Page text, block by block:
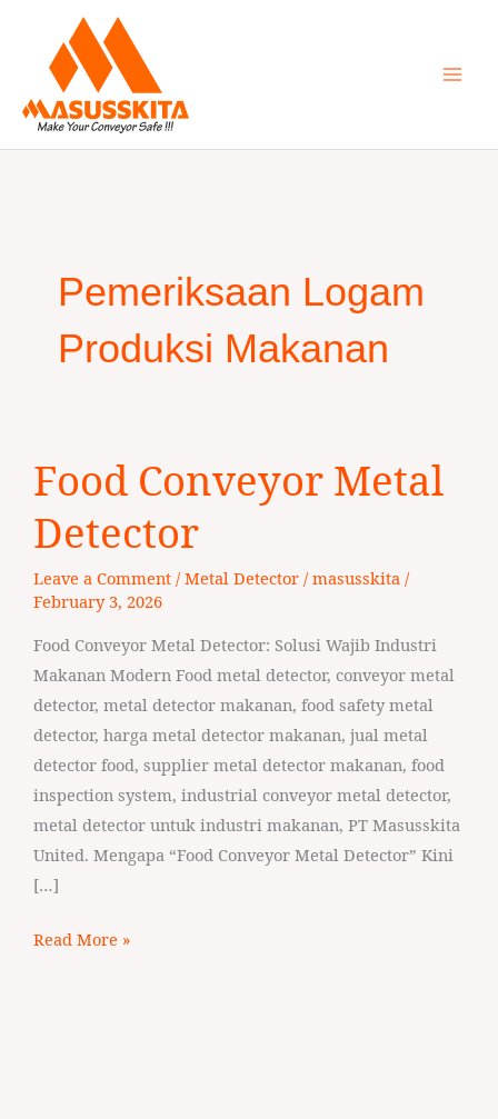
content
Pemeriksaan Logam
Produksi Makanan
Food Conveyor Metal
Detector
Leave a Comment / Metal Detector/ masusskita /
February 3, 2026
Food Conveyor Metal Detector: Solusi Wajib Industri
Makanan Modern Food metal detector, conveyor metal
detector, metal detector makanan, food safety metal
detector, harga metal detector makanan, jual metal
detector food, supplier metal detector makanan, food
inspection system, industrial conveyor metal detector,
metal detector untuk industri makanan, PT Masusskita
United. Mengapa “Food Conveyor Metal Detector” Kini
[…]
Conveyor
Detector
Read More »